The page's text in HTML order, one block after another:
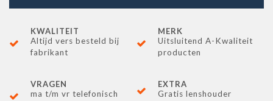
KWALITEIT
Altijd vers besteld bij
fabrikant
MERK
Uitsluitend A-Kwaliteit
producten
VRAGEN
ma t/m vr telefonisch
EXTRA
Gratis lenshouder